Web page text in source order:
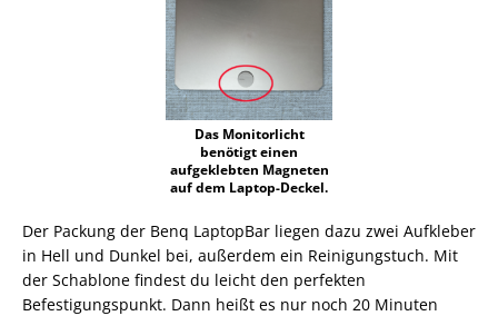
Das Monitorlicht
benötigt einen
aufgeklebten Magneten
auf dem Laptop-Deckel.
Der Packung der Benq LaptopBar liegen dazu zwei Aufkleber
in Hell und Dunkel bei, außerdem ein Reinigungstuch. Mit
der Schablone findest du leicht den perfekten
Befestigungspunkt. Dann heißt es nur noch 20 Minuten